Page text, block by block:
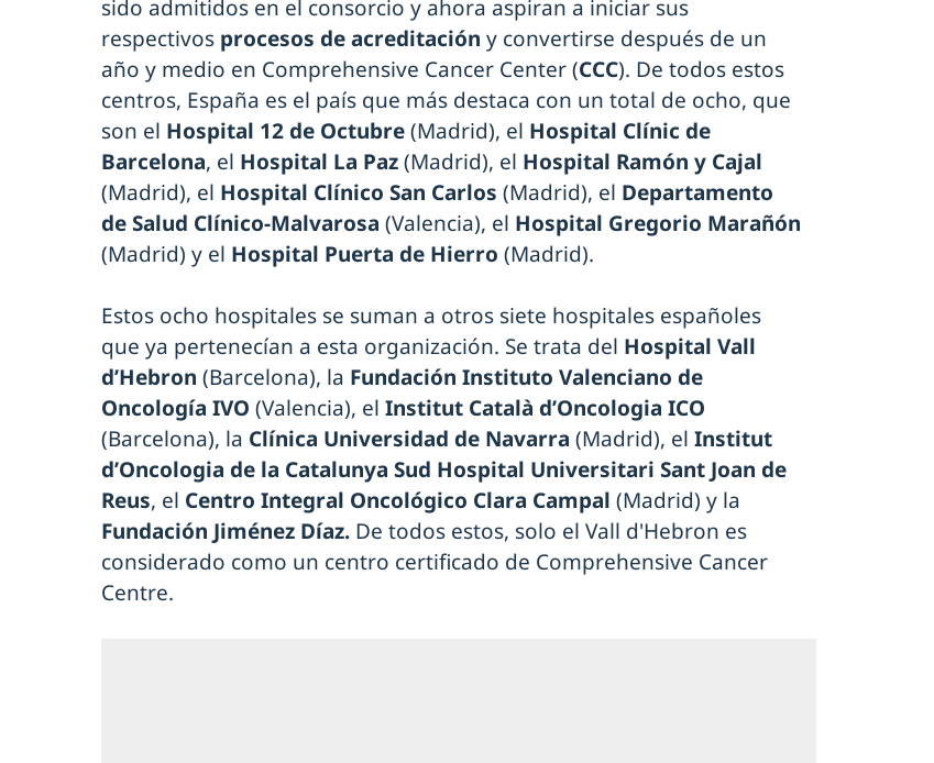
sido admitidos en el consorcio y ahora aspiran a iniciar sus
respectivos procesos de acreditación y convertirse después de un
año y medio en Comprehensive Cancer Center (CCC). De todos estos
centros, España es el país que más destaca con un total de ocho, que
son el Hospital 12 de Octubre(Madrid), el Hospital Clínic de
Barcelona, el Hospital La Paz(Madrid), el Hospital Ramón y Cajal
(Madrid), el Hospital Clínico San Carlos (Madrid), el Departamento
de Salud Clínico-Malvarosa (Valencia), el Hospital Gregorio Marañón
(Madrid) y el Hospital Puerta de Hierro (Madrid).
Estos ocho hospitales se suman a otros siete hospitales españoles
que ya pertenecían a esta organización. Se trata del Hospital Vall
d’Hebron (Barcelona), la Fundación Instituto Valenciano de
Oncología IVO (Valencia), el Institut Català d’Oncologia ICO
(Barcelona), la Clínica Universidad de Navarra (Madrid), el Institut
d’Oncologia de la Catalunya Sud Hospital Universitari Sant Joan de
Reus, el Centro Integral Oncológico Clara Campal (Madrid) y la
Fundación Jiménez Díaz. De todos estos, solo el Vall d'Hebron es
considerado como un centro certificado de Comprehensive Cancer
Centre.